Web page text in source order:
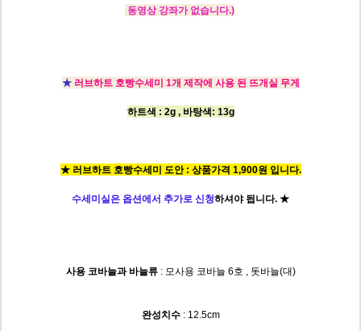
동영상 강좌가 없습니다.)
★러브하트 호빵수세미 1개 제작에 사용 된 뜨개실 무게
하트색 : 2g , 바탕색: 13g
★ 러브하트 호빵수세미 도안 : 상품가격 1,900원 입니다.
수세미실은 옵션에서 추가로 신청하셔야 됩니다. ★
사용 코바늘과 바늘류: 모사용 코바늘 6호 , 돗바늘(대)
완성치수: 12.5cm